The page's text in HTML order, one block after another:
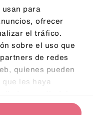
para
ofrecer
el tráfico.
sobre el uso que
de redes
quienes pueden
les haya
a partir del uso